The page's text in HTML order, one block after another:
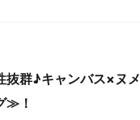
抜群♪キャンバス×ヌメ
≫！